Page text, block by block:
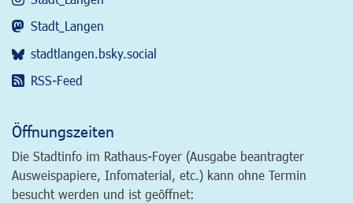
Stadt_Langen
stadtlangen.bsky.social
RSS-Feed
Öffnungszeiten
Die Stadtinfo im Rathaus-Foyer (Ausgabe beantragter
Ausweispapiere, Infomaterial, etc.) kann ohne Termin
besucht werden und ist geöffnet: